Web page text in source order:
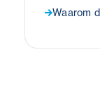
Waarom